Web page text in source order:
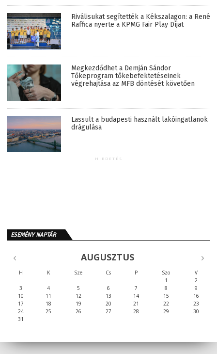
Riválisukat segítették a Kékszalagon: a René
Raffica nyerte a KPMG Fair Play Díjat
Megkezdődhet a Demján Sándor
Tőkeprogram tőkebefektetéseinek
végrehajtása az MFB döntését követően
Lassult a budapesti használt lakóingatlanok
drágulása
HIRDETÉS
ESEMÉNY NAPTÁR
AUGUSZTUS
H K Sze Cs P Szo
V
1
2
3
4 5 6 7 8
9
10
11 12 13 14 15
16
17
18 19 20 21 22
23
24
25 26 27 28 29
30
31